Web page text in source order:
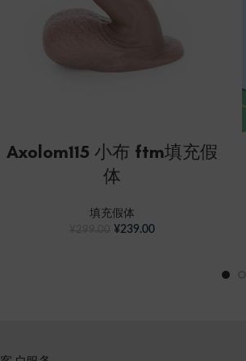
Axolom115 小布 ftm填充假
体
填充假体
¥239.00